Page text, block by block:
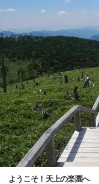
ようこそ！天上の楽園へ